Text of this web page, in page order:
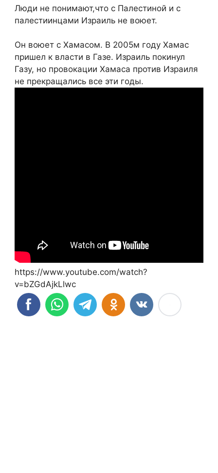
Люди не понимают,что с Палестиной и с
палестиинцами Израиль не воюет.
Он воюет с Хамасом. В 2005м году Хамас
пришел к власти в Газе. Израиль покинул
Газу, но провокации Хамаса против Израиля
не прекращались все эти годы.
https://www.youtube.com/watch?
v=bZGdAjkLlwc